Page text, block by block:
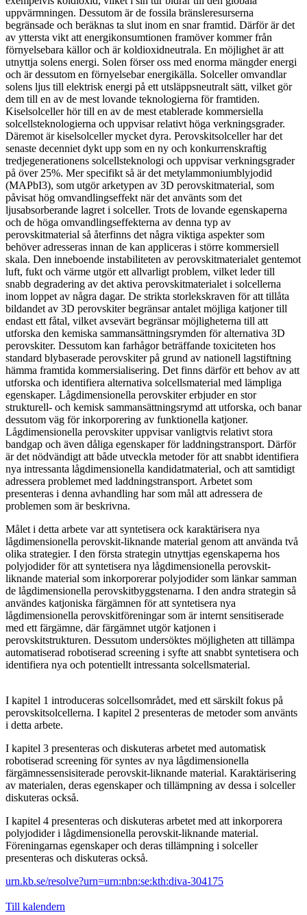
uppvärmningen. Dessutom är de fossila bränsleresurserna
begränsade och beräknas ta slut inom en snar framtid. Därför är det
av yttersta vikt att energikonsumtionen framöver kommer från
förnyelsebara källor och är koldioxidneutrala. En möjlighet är att
utnyttja solens energi. Solen förser oss med enorma mängder energi
och är dessutom en förnyelsebar energikälla. Solceller omvandlar
solens ljus till elektrisk energi på ett utsläppsneutralt sätt, vilket gör
dem till en av de mest lovande teknologierna för framtiden.
Kiselsolceller hör till en av de mest etablerade kommersiella
solcellsteknologierna och uppvisar relativt höga verkningsgrader.
Däremot är kiselsolceller mycket dyra. Perovskitsolceller har det
senaste decenniet dykt upp som en ny och konkurrenskraftig
tredjegenerationens solcellsteknologi och uppvisar verkningsgrader
på över 25%. Mer specifikt så är det metylammoniumblyjodid
(MAPbI3), som utgör arketypen av 3D perovskitmaterial, som
påvisat hög omvandlingseffekt när det använts som det
ljusabsorberande lagret i solceller. Trots de lovande egenskaperna
och de höga omvandlingseffekterna av denna typ av
perovskitmaterial så återfinns det några viktiga aspekter som
behöver adresseras innan de kan appliceras i större kommersiell
skala. Den inneboende instabiliteten av perovskitmaterialet gentemot
luft, fukt och värme utgör ett allvarligt problem, vilket leder till
snabb degradering av det aktiva perovskitmaterialet i solcellerna
inom loppet av några dagar. De strikta storlekskraven för att tillåta
bildandet av 3D perovskiter begränsar antalet möjliga katjoner till
endast ett fåtal, vilket avsevärt begränsar möjligheterna till att
utforska den kemiska sammansättningsrymden för alternativa 3D
perovskiter. Dessutom kan farhågor beträffande toxiciteten hos
standard blybaserade perovskiter på grund av nationell lagstiftning
hämma framtida kommersialisering. Det finns därför ett behov av att
utforska och identifiera alternativa solcellsmaterial med lämpliga
egenskaper. Lågdimensionella perovskiter erbjuder en stor
strukturell- och kemisk sammansättningsrymd att utforska, och banar
dessutom väg för inkorporering av funktionella katjoner.
Lågdimensionella perovskiter uppvisar vanligtvis relativt stora
bandgap och även dåliga egenskaper för laddningstransport. Därför
är det nödvändigt att både utveckla metoder för att snabbt identifiera
nya intressanta lågdimensionella kandidatmaterial, och att samtidigt
adressera problemet med laddningstransport. Arbetet som
presenteras i denna avhandling har som mål att adressera de
problemen som är beskrivna.
Målet i detta arbete var att syntetisera ock karaktärisera nya
lågdimensionella perovskit-liknande material genom att använda två
olika strategier. I den första strategin utnyttjas egenskaperna hos
polyjodider för att syntetisera nya lågdimensionella perovskit-
liknande material som inkorporerar polyjodider som länkar samman
de lågdimensionella perovskitbyggstenarna. I den andra strategin så
användes katjoniska färgämnen för att syntetisera nya
lågdimensionella perovskitföreningar som är internt sensitiserade
med ett färgämne, där färgämnet utgör katjonen i
perovskitstrukturen. Dessutom undersöktes möjligheten att tillämpa
automatiserad robotiserad screening i syfte att snabbt syntetisera och
identifiera nya och potentiellt intressanta solcellsmaterial.
I kapitel 1 introduceras solcellsområdet, med ett särskilt fokus på
perovskitsolcellerna. I kapitel 2 presenteras de metoder som använts
i detta arbete.
I kapitel 3 presenteras och diskuteras arbetet med automatisk
robotiserad screening för syntes av nya lågdimensionella
färgämnessensisiterade perovskit-liknande material. Karaktärisering
av materialen, deras egenskaper och tillämpning av dessa i solceller
diskuteras också.
I kapitel 4 presenteras och diskuteras arbetet med att inkorporera
polyjodider i lågdimensionella perovskit-liknande material.
Föreningarnas egenskaper och deras tillämpning i solceller
presenteras och diskuteras också.
urn.kb.se/resolve?urn=urn:nbn:se:kth:diva-304175
Till kalendern